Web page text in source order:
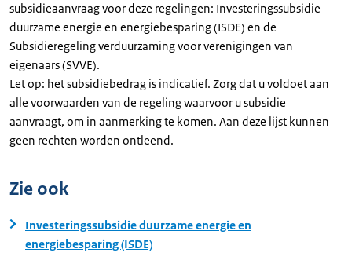
subsidieaanvraag voor deze regelingen: Investeringssubsidie
duurzame energie en energiebesparing (ISDE) en de
Subsidieregeling verduurzaming voor verenigingen van
eigenaars (SVVE).
Let op: het subsidiebedrag is indicatief. Zorg dat u voldoet aan
alle voorwaarden van de regeling waarvoor u subsidie
aanvraagt, om in aanmerking te komen. Aan deze lijst kunnen
geen rechten worden ontleend.
Zie ook
Investeringssubsidie duurzame energie en
energiebesparing (ISDE)